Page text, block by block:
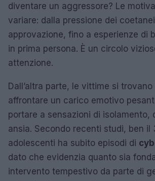
diventare un aggressore? Le
variare: dalla pressione dei
approvazione, fino a esperienze di
in prima persona. È un circolo
attenzione.
Dall’altra parte, le vittime si
affrontare un carico emotivo
portare a sensazioni di isolamento,
ansia. Secondo recenti studi, ben il
adolescenti ha subito episodi di
dato che evidenzia quanto sia
intervento tempestivo da parte di